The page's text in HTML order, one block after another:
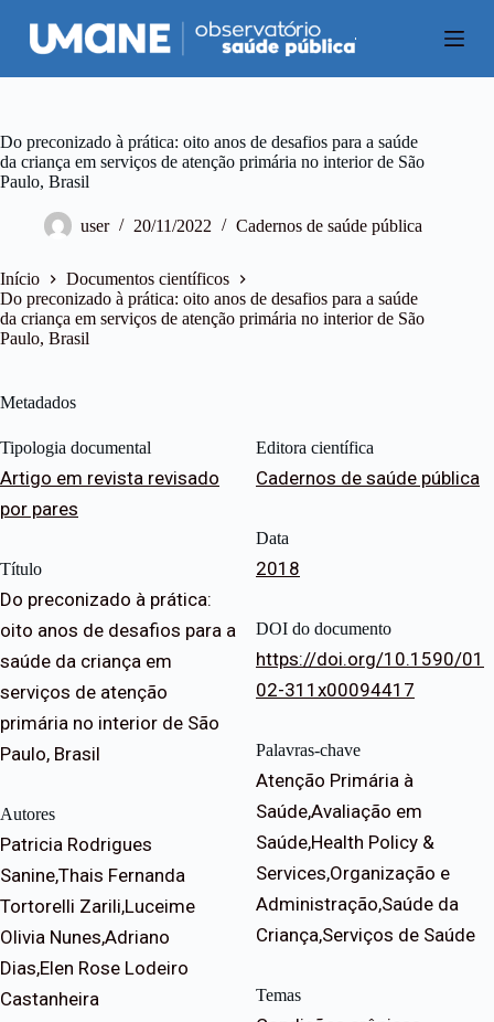
P
u
a
a
r
a
t
e
ú
d
Do preconizado à prática: oito anos de desafios para a saúde
da criança em serviços de atenção primária no interior de São
Paulo, Brasil
user 20/11/2022 Cadernos de saúde pública
Início
Documentos científicos
Do preconizado à prática: oito anos de desafios para a saúde
da criança em serviços de atenção primária no interior de São
Paulo, Brasil
Metadados
Tipologia documental
Artigo em revista revisado
por pares
Título
Do preconizado à prática:
oito anos de desafios para a
saúde da criança em
serviços de atenção
primária no interior de São
Paulo, Brasil
Autores
Patricia Rodrigues
Sanine,Thais Fernanda
Tortorelli Zarili,Luceime
Olivia Nunes,Adriano
Dias,Elen Rose Lodeiro
Castanheira
Editora científica
Cadernos de saúde pública
Data
2018
DOI do documento
https://doi.org/10.1590/01
02-311x00094417
Palavras-chave
Atenção Primária à
Saúde,Avaliação em
Saúde,Health Policy &
Services,Organização e
Administração,Saúde da
Criança,Serviços de Saúde
Temas